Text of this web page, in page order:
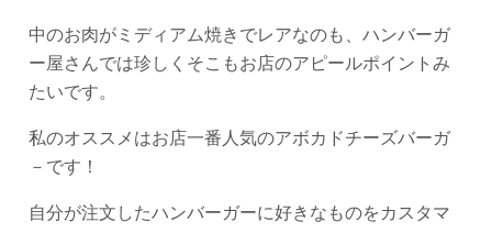
中のお肉がミディアム焼きでレアなのも、ハンバーガ
ー屋さんでは珍しくそこもお店のアピールポイントみ
たいです。
私のオススメはお店一番人気のアボカドチーズバーガ
－です！
自分が注文したハンバーガーに好きなものをカスタマ